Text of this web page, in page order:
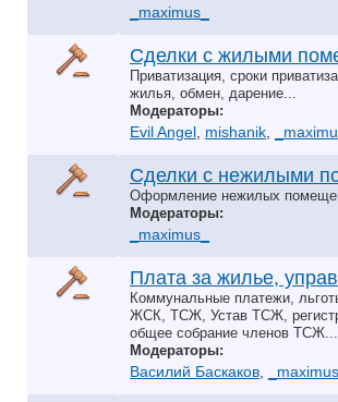
_maximus_
Сделки с жилыми
Приватизация, сроки
жилья, обмен, дарение...
Модераторы:
Evil Angel mishanik
Сделки с нежилыми
Оформление нежилых
Модераторы:
_maximus_
Плата за жилье,
Коммунальные платежи,
ЖСК, ТСЖ, Устав ТСЖ,
общее собрание членов ТСЖ...
Модераторы:
Василий Баскаков _maximus_